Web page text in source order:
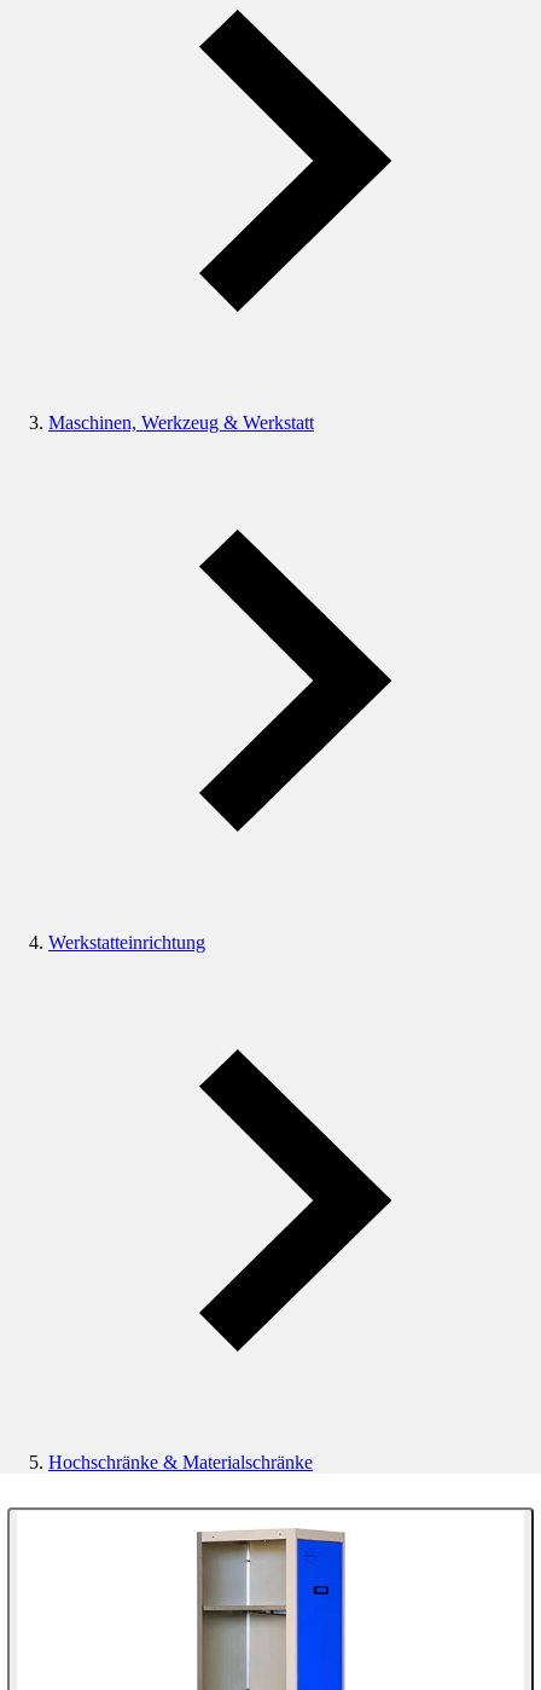
Maschinen, Werkzeug & Werkstatt
Werkstatteinrichtung
Hochschränke & Materialschränke